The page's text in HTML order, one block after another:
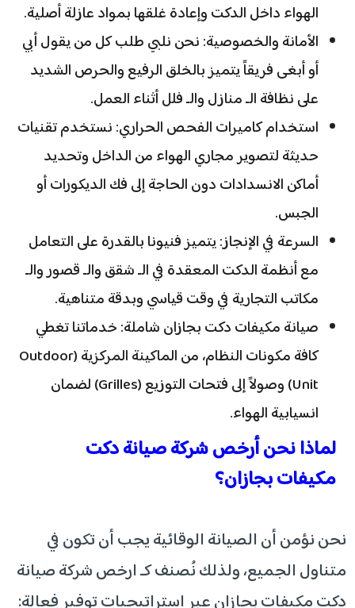
الهواء داخل الدكت وإعادة غلقها بمواد عازلة أصلية.
الأمانة والخصوصية: نحن نلبي طلب كل من يقول أبي
أو أبغى فريقاً يتميز بالخلق الرفيع والحرص الشديد
على نظافة الـ منازل والـ فلل أثناء العمل.
استخدام كاميرات الفحص الحراري: نستخدم تقنيات
حديثة لتصوير مجاري الهواء من الداخل وتحديد
أماكن الانسدادات دون الحاجة إلى فك الديكورات أو
الجبس.
السرعة في الإنجاز: يتميز فنيونا بالقدرة على التعامل
مع أنظمة الدكت المعقدة في الـ شقق والـ قصور والـ
مكاتب التجارية في وقت قياسي وبدقة متناهية.
صيانة مكيفات دكت بجازان شاملة: خدماتنا تغطي
كافة مكونات النظام، من الماكينة المركزية (Outdoor
Unit) وصولاً إلى فتحات التوزيع (Grilles) لضمان
انسيابية الهواء.
لماذا نحن أرخص شركة صيانة دكت
مكيفات بجازان؟
نحن نؤمن أن الصيانة الوقائية يجب أن تكون في
متناول الجميع، ولذلك نُصنف كـ ارخص شركة صيانة